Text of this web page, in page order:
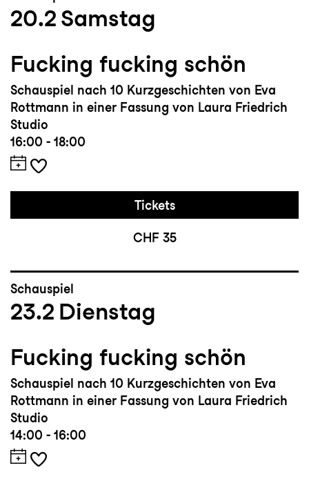
20.2 Samstag
Fucking fucking schön
Schauspiel nach 10 Kurzgeschichten von Eva
Rottmann in einer Fassung von Laura Friedrich
Studio
16:00 - 18:00
Tickets
CHF 35
Schauspiel
23.2 Dienstag
Fucking fucking schön
Schauspiel nach 10 Kurzgeschichten von Eva
Rottmann in einer Fassung von Laura Friedrich
Studio
14:00 - 16:00